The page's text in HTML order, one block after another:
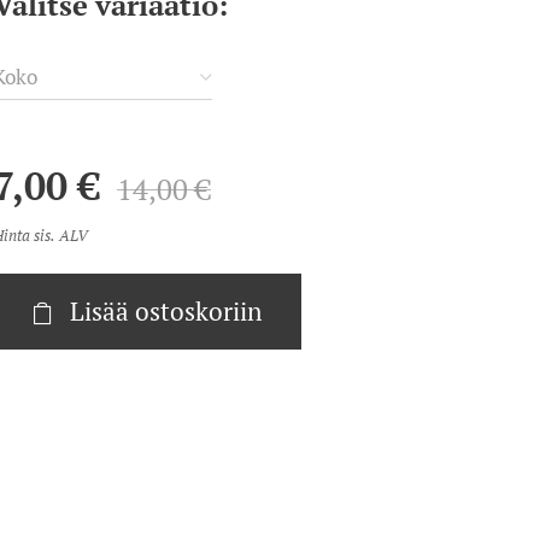
€ 14,00€
sis. ALV
Lisää ostoskoriin